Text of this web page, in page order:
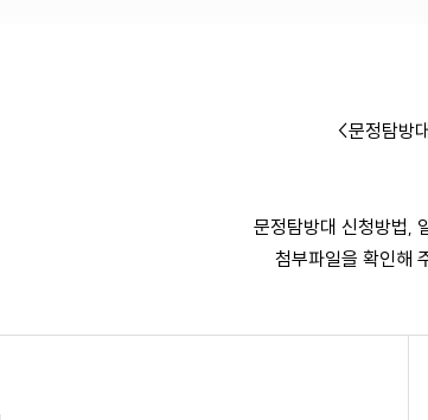
<문정탐방
문정탐방대 신청방법,
첨부파일을 확인해